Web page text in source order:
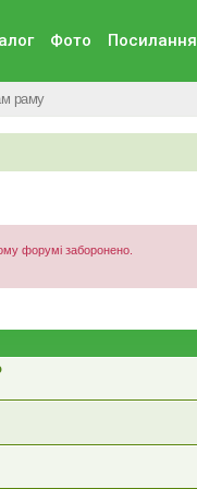
Фото Посилання
раму
форумі заборонено.